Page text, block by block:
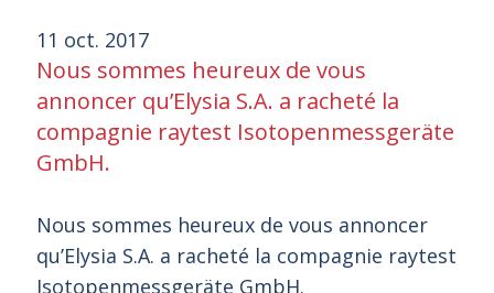
11 oct. 2017
Nous sommes heureux de vous
annoncer qu’Elysia S.A. a racheté la
compagnie raytest Isotopenmessgeräte
GmbH.
Nous sommes heureux de vous annoncer
qu’Elysia S.A. a racheté la compagnie raytest
Isotopenmessgeräte GmbH.